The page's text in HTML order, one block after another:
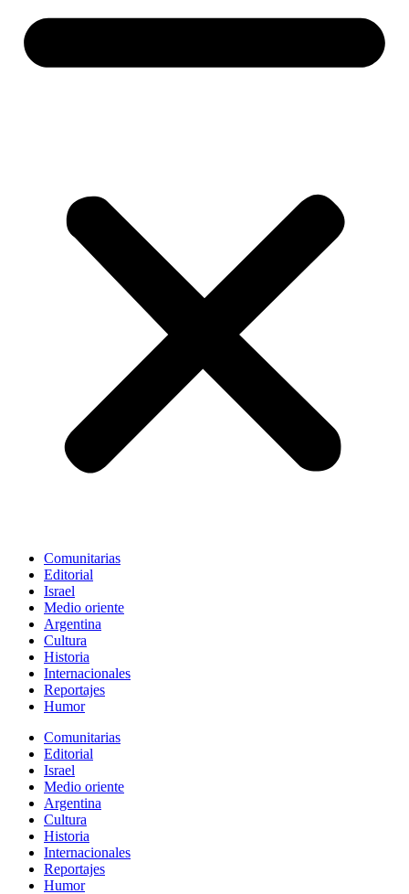
Comunitarias
Editorial
Israel
Medio oriente
Argentina
Cultura
Historia
Internacionales
Reportajes
Humor
Comunitarias
Editorial
Israel
Medio oriente
Argentina
Cultura
Historia
Internacionales
Reportajes
Humor